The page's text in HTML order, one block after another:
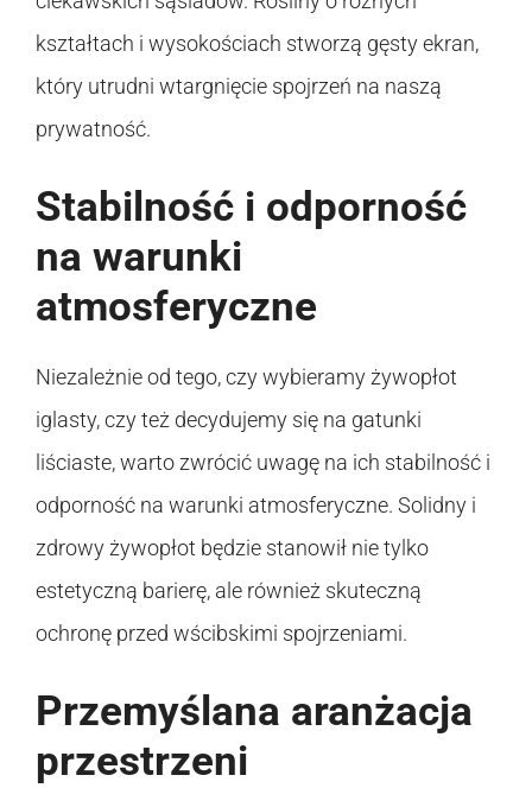
kształtach i wysokościach stworzą gęsty ekran,
który utrudni wtargnięcie spojrzeń na naszą
prywatność.
Stabilność i odporność
na warunki
atmosferyczne
Niezależnie od tego, czy wybieramy żywopłot
iglasty, czy też decydujemy się na gatunki
liściaste, warto zwrócić uwagę na ich stabilność i
odporność na warunki atmosferyczne. Solidny i
zdrowy żywopłot będzie stanowił nie tylko
estetyczną barierę, ale również skuteczną
ochronę przed wścibskimi spojrzeniami.
Przemyślana aranżacja
przestrzeni